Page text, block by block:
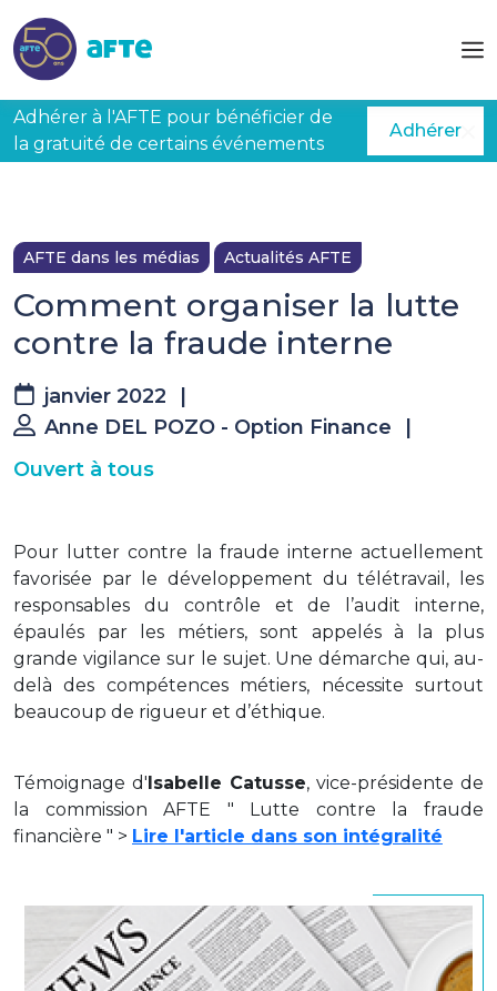
Adhérer à l'AFTE pour bénéficier de
la gratuité de certains événements
Adhérer
AFTE dans les médias Actualités AFTE
Comment organiser la lutte
contre la fraude interne
janvier 2022
Anne DEL POZO - Option Finance
Ouvert à tous
Pour lutter contre la fraude interne actuellement
favorisée par le développement du télétravail, les
responsables du contrôle et de l’audit interne,
épaulés par les métiers, sont appelés à la plus
grande vigilance sur le sujet. Une démarche qui, au-
delà des compétences métiers, nécessite surtout
beaucoup de rigueur et d’éthique.
Témoignage d'Isabelle Catusse, vice-présidente de
la commission AFTE " Lutte contre la fraude
financière " > Lire l'article dans son intégralité